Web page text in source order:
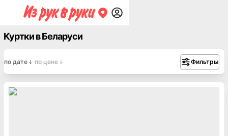
Куртки в Беларуси
по дате по цене Фильтры